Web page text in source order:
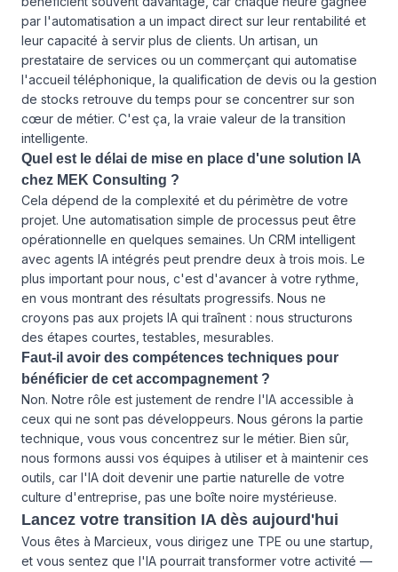
par l'automatisation a un impact direct sur leur rentabilité et
leur capacité à servir plus de clients. Un artisan, un
prestataire de services ou un commerçant qui automatise
l'accueil téléphonique, la qualification de devis ou la gestion
de stocks retrouve du temps pour se concentrer sur son
cœur de métier. C'est ça, la vraie valeur de la transition
intelligente.
Quel est le délai de mise en place d'une solution IA
chez MEK Consulting ?
Cela dépend de la complexité et du périmètre de votre
projet. Une automatisation simple de processus peut être
opérationnelle en quelques semaines. Un CRM intelligent
avec agents IA intégrés peut prendre deux à trois mois. Le
plus important pour nous, c'est d'avancer à votre rythme,
en vous montrant des résultats progressifs. Nous ne
croyons pas aux projets IA qui traînent : nous structurons
des étapes courtes, testables, mesurables.
Faut-il avoir des compétences techniques pour
bénéficier de cet accompagnement ?
Non. Notre rôle est justement de rendre l'IA accessible à
ceux qui ne sont pas développeurs. Nous gérons la partie
technique, vous vous concentrez sur le métier. Bien sûr,
nous formons aussi vos équipes à utiliser et à maintenir ces
outils, car l'IA doit devenir une partie naturelle de votre
culture d'entreprise, pas une boîte noire mystérieuse.
Lancez votre transition IA dès aujourd'hui
Vous êtes à Marcieux, vous dirigez une TPE ou une startup,
et vous sentez que l'IA pourrait transformer votre activité —